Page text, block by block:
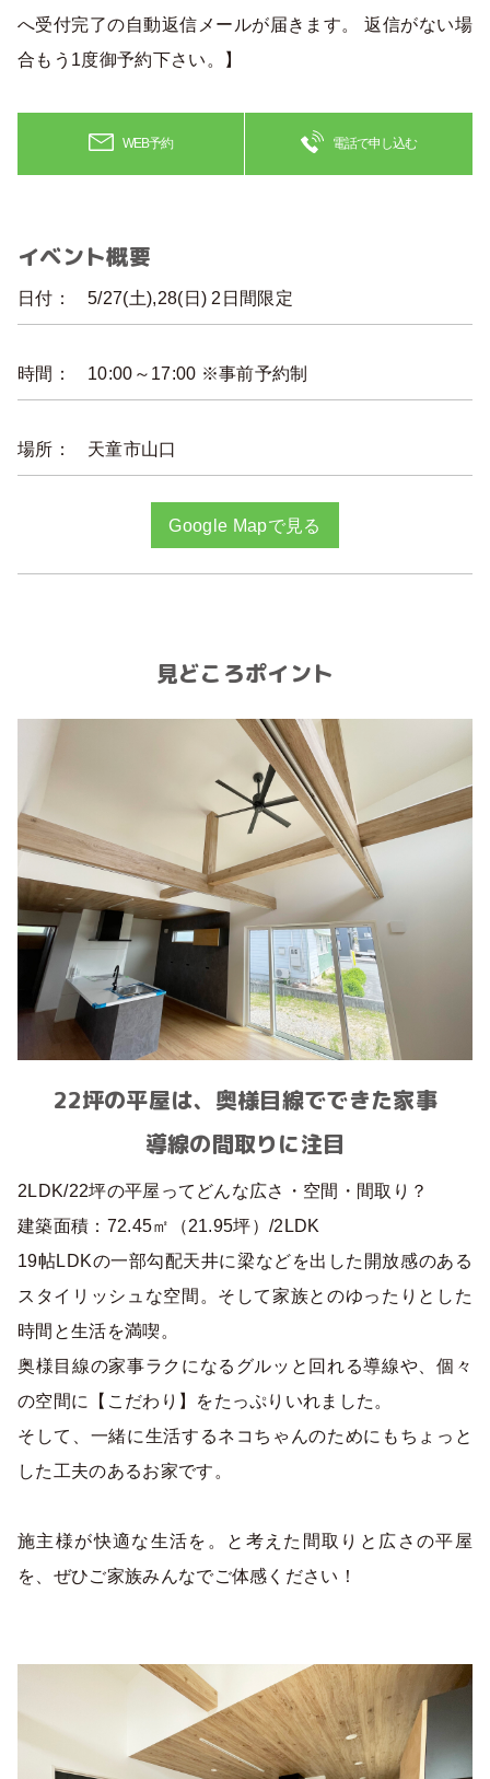
へ受付完了の自動返信メールが届きます。 返信がない場
合もう1度御予約下さい。】
WEB予約 電話で申し込む
イベント概要
日付： 5/27(土),28(日) 2日間限定
時間： 10:00～17:00 ※事前予約制
場所： 天童市山口
Google Mapで見る
見どころポイント
22坪の平屋は、奥様目線でできた家事
導線の間取りに注目
2LDK/22坪の平屋ってどんな広さ・空間・間取り？
建築面積：72.45㎡（21.95坪）/2LDK
19帖LDKの一部勾配天井に梁などを出した開放感のある
スタイリッシュな空間。そして家族とのゆったりとした
時間と生活を満喫。
奥様目線の家事ラクになるグルッと回れる導線や、個々
の空間に【こだわり】をたっぷりいれました。
そして、一緒に生活するネコちゃんのためにもちょっと
した工夫のあるお家です。
施主様が快適な生活を。と考えた間取りと広さの平屋
を、ぜひご家族みんなでご体感ください！